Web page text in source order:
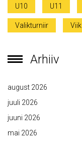
U10 U11
Valikturniir Viik
Arhiiv
august 2026
juuli 2026
juuni 2026
mai 2026